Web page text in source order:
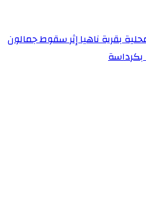
بقرية ناهيا إثر سقوط جمالون
بكرداسة